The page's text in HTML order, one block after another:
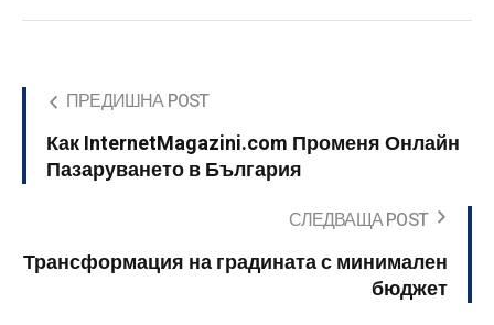
ПРЕДИШНА POST
Как InternetMagazini.com Променя Онлайн
Пазаруването в България
СЛЕДВАЩА POST
Трансформация на градината с минимален
бюджет